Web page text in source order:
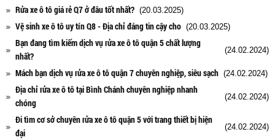
Rửa xe ô tô giá rẻ Q7 ở đâu tốt nhất? (20.03.2025)
Vệ sinh xe ô tô uy tín Q8 - Địa chỉ đáng tin cậy cho (20.03.2025)
Bạn đang tìm kiếm dịch vụ rửa xe ô tô quận 5 chất lượng
nhất?
(24.02.2024)
Mách bạn dịch vụ rửa xe ô tô quận 7 chuyên nghiệp, siêu sạch (24.02.2024)
Địa chỉ rửa xe ô tô tại Bình Chánh chuyên nghiệp nhanh
chóng
(24.02.2024)
Đi tìm cơ sở chuyên rửa xe ô tô quận 5 với trang thiết bị hiện
đại
(24.02.2024)